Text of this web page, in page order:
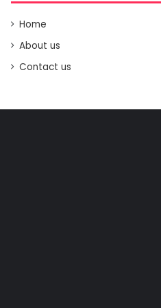
Home
About us
Contact us